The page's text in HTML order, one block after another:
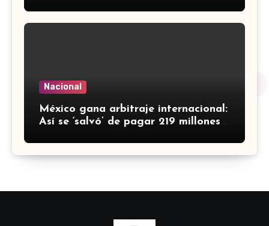
Nacional
México gana arbitraje internacional:
Así se ‘salvó’ de pagar 219 millones